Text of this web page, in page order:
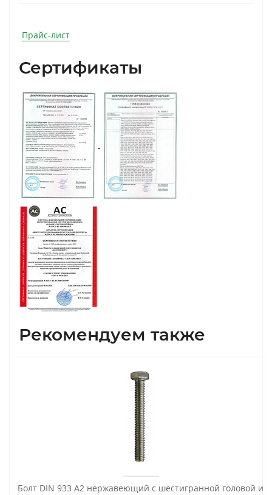
Прайс-лист
Сертификаты
Рекомендуем также
Болт DIN 933 А2 нержавеющий с шестигранной головой и